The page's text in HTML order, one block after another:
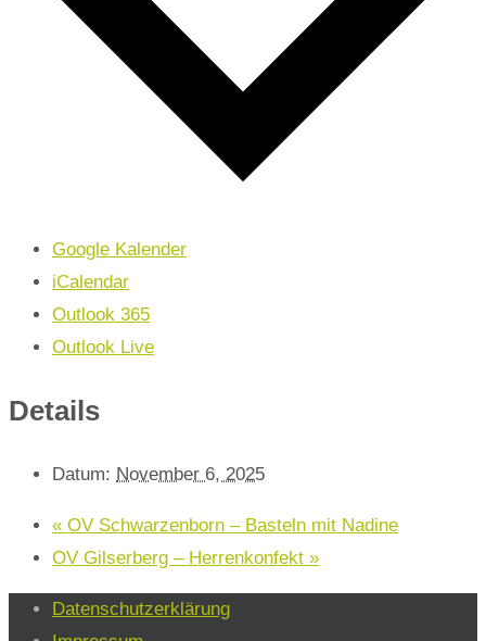
Google Kalender
iCalendar
Outlook 365
Outlook Live
Details
Datum: November 6, 2025
« OV Schwarzenborn – Basteln mit Nadine
OV Gilserberg – Herrenkonfekt »
Datenschutzerklärung